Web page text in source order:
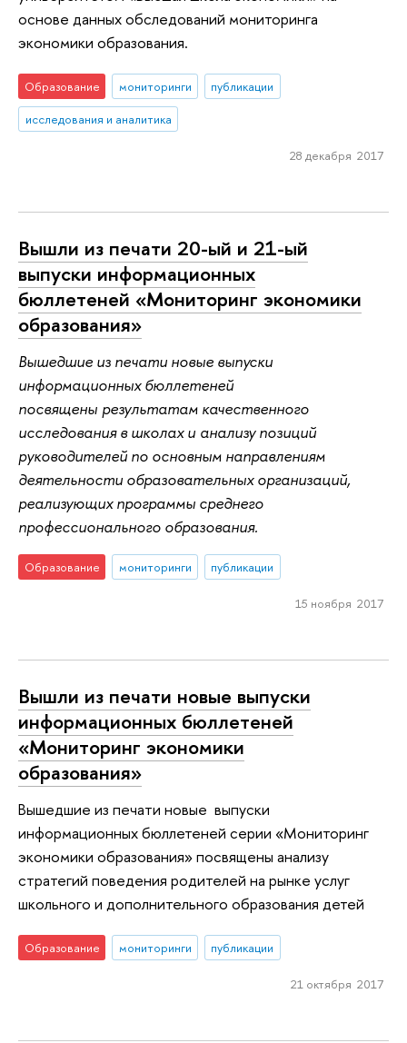
основе данных обследований мониторинга
экономики образования.
Образование мониторинги
публикации
исследования и аналитика
28 декабря 2017
Вышли из печати 20-ый и 21-ый
выпуски информационных
бюллетеней «Мониторинг экономики
образования»
Вышедшие из печати новые выпуски
информационных бюллетеней
посвящены результатам качественного
исследования в школах и анализу позиций
руководителей по основным направлениям
деятельности образовательных организаций,
реализующих программы среднего
профессионального образования.
Образование мониторинги публикации
15 ноября 2017
Вышли из печати новые выпуски
информационных бюллетеней
«Мониторинг экономики
образования»
Вышедшие из печати новые выпуски
информационных бюллетеней серии «Мониторинг
экономики образования» посвящены анализу
стратегий поведения родителей на рынке услуг
школьного и дополнительного образования детей
Образование мониторинги публикации
21 октября 2017